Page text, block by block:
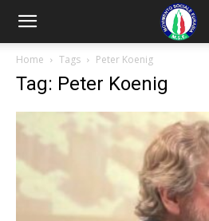
Home Tags Peter Koenig
Tag: Peter Koenig